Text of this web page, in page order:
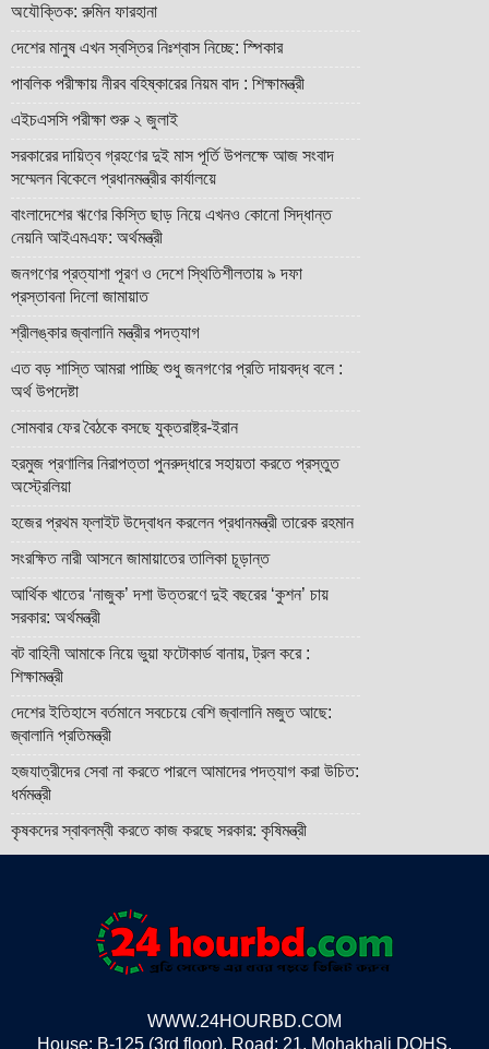
অযৌক্তিক: রুমিন ফারহানা
দেশের মানুষ এখন স্বস্তির নিঃশ্বাস নিচ্ছে: স্পিকার
পাবলিক পরীক্ষায় নীরব বহিষ্কারের নিয়ম বাদ : শিক্ষামন্ত্রী
এইচএসসি পরীক্ষা শুরু ২ জুলাই
সরকারের দায়িত্ব গ্রহণের দুই মাস পূর্তি উপলক্ষে আজ সংবাদ
সম্মেলন বিকেলে প্রধানমন্ত্রীর কার্যালয়ে
বাংলাদেশের ঋণের কিস্তি ছাড় নিয়ে এখনও কোনো সিদ্ধান্ত
নেয়নি আইএমএফ: অর্থমন্ত্রী
জনগণের প্রত্যাশা পূরণ ও দেশে স্থিতিশীলতায় ৯ দফা
প্রস্তাবনা দিলো জামায়াত
শ্রীলঙ্কার জ্বালানি মন্ত্রীর পদত্যাগ
এত বড় শাস্তি আমরা পাচ্ছি শুধু জনগণের প্রতি দায়বদ্ধ বলে :
অর্থ উপদেষ্টা
সোমবার ফের বৈঠকে বসছে যুক্তরাষ্ট্র-ইরান
হরমুজ প্রণালির নিরাপত্তা পুনরুদ্ধারে সহায়তা করতে প্রস্তুত
অস্ট্রেলিয়া
হজের প্রথম ফ্লাইট উদ্বোধন করলেন প্রধানমন্ত্রী তারেক রহমান
সংরক্ষিত নারী আসনে জামায়াতের তালিকা চূড়ান্ত
আর্থিক খাতের ‘নাজুক’ দশা উত্তরণে দুই বছরের ‘কুশন’ চায়
সরকার: অর্থমন্ত্রী
বট বাহিনী আমাকে নিয়ে ভুয়া ফটোকার্ড বানায়, ট্রল করে :
শিক্ষামন্ত্রী
দেশের ইতিহাসে বর্তমানে সবচেয়ে বেশি জ্বালানি মজুত আছে:
জ্বালানি প্রতিমন্ত্রী
হজযাত্রীদের সেবা না করতে পারলে আমাদের পদত্যাগ করা উচিত:
ধর্মমন্ত্রী
কৃষকদের স্বাবলম্বী করতে কাজ করছে সরকার: কৃষিমন্ত্রী
WWW.24HOURBD.COM
House: B-125 (3rd floor), Road: 21, Mohakhali DOHS,